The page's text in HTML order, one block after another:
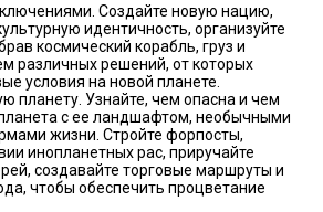
Создайте новую нацию,
идентичность, oрганизуйте
космический корабль, груз и
различных решений, от которых
условия на новой планете.
планету. Узнайте, чем опасна и чем
с ее ландшафтом, необычными
жизни. Стройте форпосты,
инопланетных рас, приручайте
создавайте торговые маршруты и
чтобы обеспечить процветание